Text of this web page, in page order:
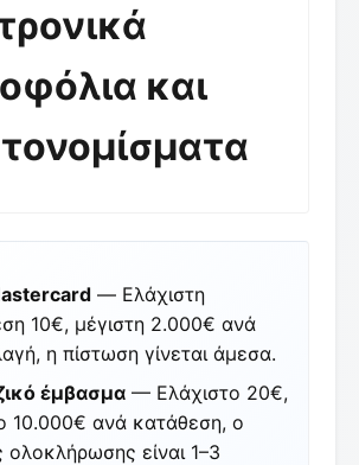
και
— Ελάχιστη
10€, μέγιστη 2.000€ ανά
η πίστωση γίνεται άμεσα.
έμβασμα — Ελάχιστο 20€,
10.000€ ανά κατάθεση, ο
ολοκλήρωσης είναι 1–3